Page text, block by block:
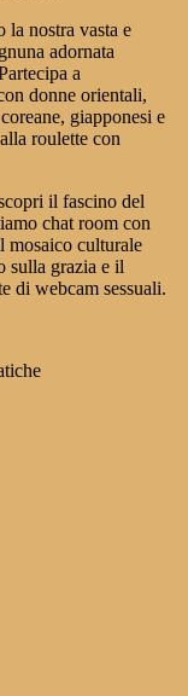
la nostra vasta e
adornata
a
donne orientali,
giapponesi e
roulette con
il fascino del
chat room con
mosaico culturale
sulla grazia e il
di webcam sessuali.